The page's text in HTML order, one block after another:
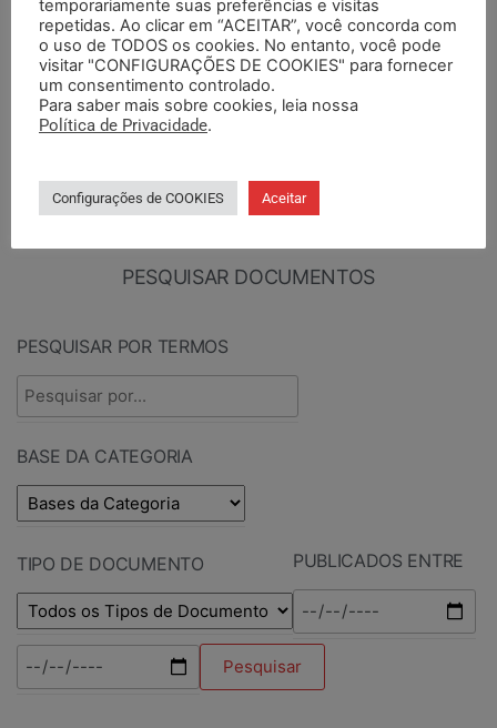
SEMAPI demanda que
UERGS emposse reitor
eleito
SEMAPI oficia FPE sobre
processo de promoções
2022
PESQUISAR DOCUMENTOS
PESQUISAR POR TERMOS
BASE DA CATEGORIA
TIPO DE DOCUMENTO PUBLICADOS ENTRE
temporariamente suas preferências e visitas
repetidas. Ao clicar em “ACEITAR”, você concorda com
o uso de TODOS os cookies. No entanto, você pode
visitar "CONFIGURAÇÕES DE COOKIES" para fornecer
um consentimento controlado.
Para saber mais sobre cookies, leia nossa
Política de Privacidade.
Configurações de COOKIES Aceitar